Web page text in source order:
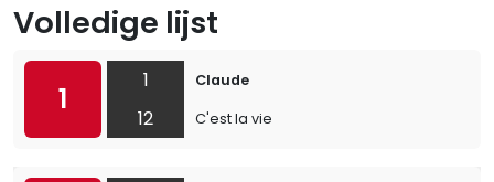
Volledige lijst
1
1
12
Claude
C'est la vie